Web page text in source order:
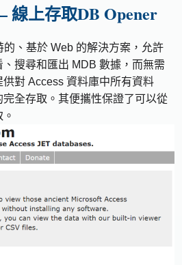
線上存取DB Opener
的、基於 Web 的解決方案，允許
搜尋和匯出 MDB 數據，而無需
對 Access 資料庫中所有資料
全存取。其便攜性保證了可以從